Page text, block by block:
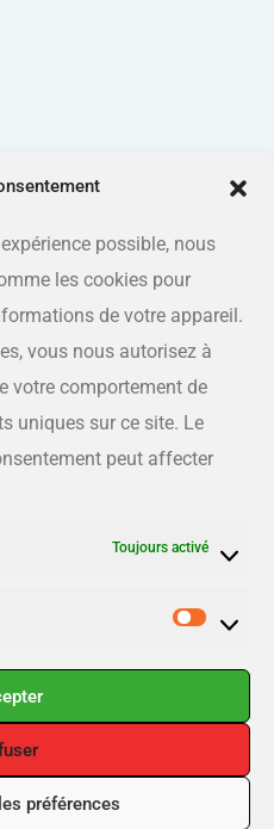
possible, nous
les cookies pour
de votre appareil.
vous nous autorisez à
votre comportement de
uniques sur ce site. Le
peut affecter
Toujours activé
préférences
J1L 1K1